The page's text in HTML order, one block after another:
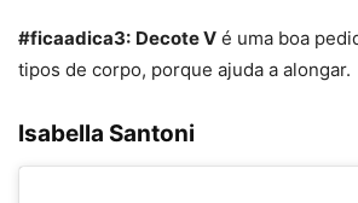
#ficaadica3: Decote V é uma boa
tipos de corpo, porque ajuda a alongar.
Isabella Santoni